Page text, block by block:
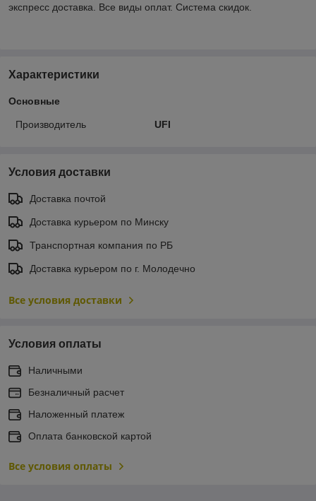
экспресс доставка. Все виды оплат. Система скидок.
Характеристики
Основные
Производитель UFI
Условия доставки
Доставка почтой
Доставка курьером по Минску
Транспортная компания по РБ
Доставка курьером по г. Молодечно
Все условия доставки
Условия оплаты
Наличными
Безналичный расчет
Наложенный платеж
Оплата банковской картой
Все условия оплаты